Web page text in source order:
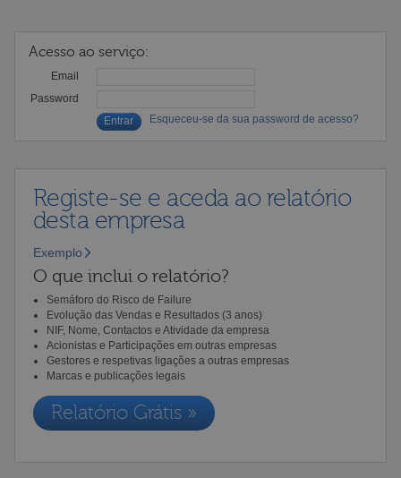
Acesso ao serviço:
Email
Password
Esqueceu-se da sua password de acesso?
Registe-se e aceda ao relatório
desta empresa
Exemplo
O que inclui o relatório?
Semáforo do Risco de Failure
Evolução das Vendas e Resultados (3 anos)
NIF, Nome, Contactos e Atividade da empresa
Acionistas e Participações em outras empresas
Gestores e respetivas ligações a outras empresas
Marcas e publicações legais
Relatório Grátis »